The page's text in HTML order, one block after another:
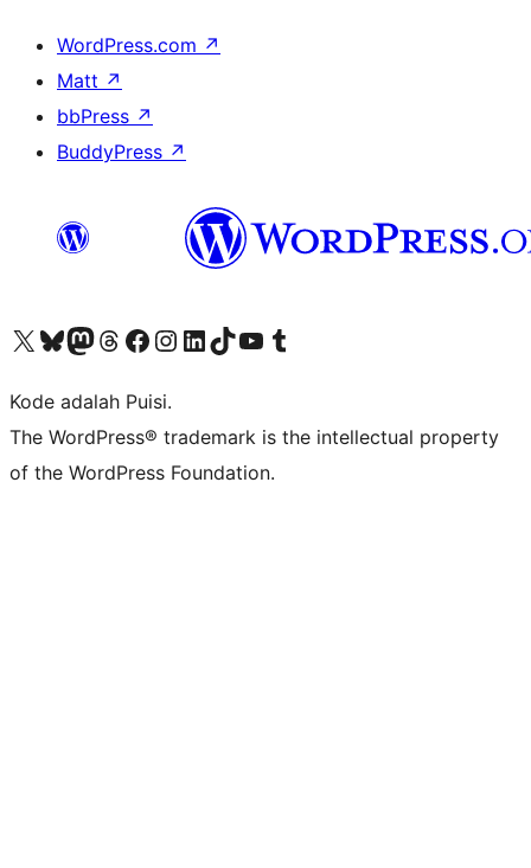
WordPress.com ↗
Matt ↗
bbPress ↗
BuddyPress ↗
Kunjungi akun X (sebelumnya Twitter) kamiVisit our Bluesky account
Kunjungi akun Mastodon kami
Visit our Threads account
Kunjungi halaman Facebook kamiKunjungi akun Instagram kamiKunjungi akun LinkedIn kami
Visit our TikTok account
Kunjungi channel YouTube kamiVisit our Tumblr account
Kode adalah Puisi.
The WordPress® trademark is the intellectual property
of the WordPress Foundation.